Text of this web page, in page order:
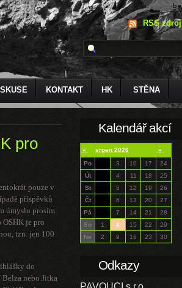
RSS zdroj
KONTAKT HK STĚNA
pro
pouze v
příspěvků
úmyslu prosím
OSHK je pro
tzn. jen 100
do
Belza nebo Jitka
Kalendář akcí
« srpen 2026
»
Po
3 10 17
24
Út
4 11 18
25
St
5 12 19
26
Čt
6 13 20
27
Pá
7 14 21
28
So
1 8 15 22
29
Ne
2 9 16 23 30
Odkazy